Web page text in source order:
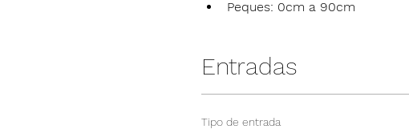
Peques: 0cm a 90cm
Entradas
Tipo de entrada